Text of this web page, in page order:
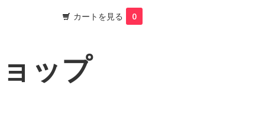
カートを見る 0
ップ